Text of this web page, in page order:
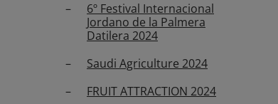
6º Festival Internacional
Jordano de la Palmera
Datilera 2024
Saudi Agriculture 2024
FRUIT ATTRACTION 2024